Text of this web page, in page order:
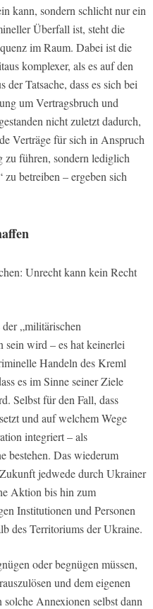
kann, sondern schlicht nur ein
Überfall ist, steht die
im Raum. Dabei ist die
komplexer, als es auf den
der Tatsache, dass es sich bei
um Vertragsbruch und
nicht zuletzt dadurch,
Verträge für sich in Anspruch
führen, sondern lediglich
betreiben – ergeben sich
Unrecht kann kein Recht
„militärischen
sein wird – es hat keinerlei
Handeln des Kreml
es im Sinne seiner Ziele
Selbst für den Fall, dass
und auf welchem Wege
integriert – als
bestehen. Das wiederum
jedwede durch Ukrainer
Aktion bis hin zum
Institutionen und Personen
des Territoriums der Ukraine.
oder begnügen müssen,
und dem eigenen
Annexionen selbst dann